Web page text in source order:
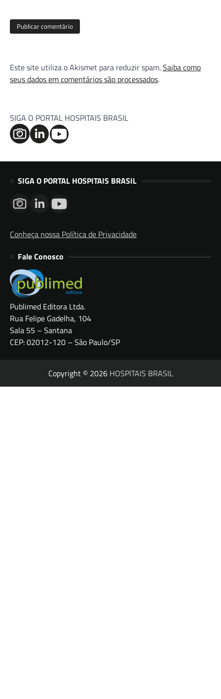
Este site utiliza o Akismet para reduzir spam.Saiba como
seus dados em comentários são processados.
SIGA O PORTAL HOSPITAIS BRASIL
SIGA O PORTAL HOSPITAIS BRASIL
Conheça nossa Política de Privacidade
Fale Conosco
Publimed Editora Ltda.
Rua Felipe Gadelha, 104
Sala 55 – Santana
CEP: 02012-120 – São Paulo/SP
Copyright © 2026 HOSPITAIS BRASIL